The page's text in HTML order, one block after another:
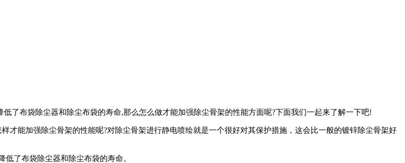
了布袋除尘器和除尘布袋的寿命,那么怎么做才能加强除尘骨架的性能方面呢?下面我们一起来了解一下吧!
能加强除尘骨架的性能呢?对除尘骨架进行静电喷绘就是一个很好对其保护措施，这会比一般的镀锌除尘骨架好
了布袋除尘器和除尘布袋的寿命。